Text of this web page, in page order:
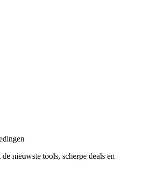
nieuwste tools, scherpe deals en